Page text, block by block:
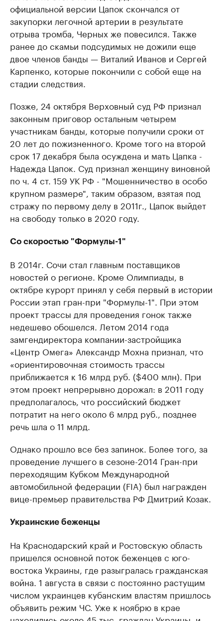
официальной версии Цапок скончался от
закупорки легочной артерии в результате
отрыва тромба, Черных же повесился. Также
ранее до скамьи подсудимых не дожили еще
двое членов банды — Виталий Иванов и Сергей
Карпенко, которые покончили с собой еще на
стадии следствия.
Позже, 24 октября Верховный суд РФ признал
законным приговор остальным четырем
участникам банды, которые получили сроки от
20 лет до пожизненного. Кроме того на второй
срок 17 декабря была осуждена и мать Цапка -
Надежда Цапок. Суд признал женщину виновной
по ч. 4 ст. 159 УК РФ - "Мошенничество в особо
крупном размере", таким образом, взятая под
стражу по первому делу в 2011г., Цапок выйдет
на свободу только в 2020 году.
Со скоростью "Формулы-1"
В 2014г. Сочи стал главным поставщиков
новостей о регионе. Кроме Олимпиады, в
октябре курорт принял у себя первый в истории
России этап гран-при "Формулы-1". При этом
проект трассы для проведения гонок также
недешево обошелся. Летом 2014 года
замгендиректора компании-застройщика
«Центр Омега» Александр Мохна признал, что
«ориентировочная стоимость трассы
приближается к 16 млрд руб. ($400 млн). При
этом проект непрерывно дорожал: в 2011 году
предполагалось, что российский бюджет
потратит на него около 6 млрд руб., позднее
речь шла о 11 млрд.
Однако прошло все без запинок. Более того, за
проведение лучшего в сезоне-2014 Гран-при
переходящим Кубком Международной
автомобильной федерации (FIA) был награжден
вице-премьер правительства РФ Дмитрий Козак.
Украинские беженцы
На Краснодарский край и Ростовскую область
пришелся основной поток беженцев с юго-
востока Украины, где разыгралась гражданская
война. 1 августа в связи с постоянно растущим
числом украинцев кубанским властям пришлось
объявить режим ЧС. Уже к ноябрю в крае